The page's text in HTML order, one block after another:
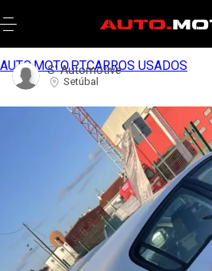
AUTO.MOTO.PTCARROS USADOS
S' Automotive
Setúbal